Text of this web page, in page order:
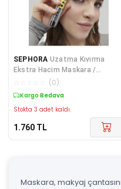
SEPHORA Uzatma Kıvırma
Ekstra Hacim Maskara /
Cosmetologıst Collectıon
(0)
Kargo Bedava
Stokta 3 adet kaldı.
1.760 TL
Maskara, makyaj